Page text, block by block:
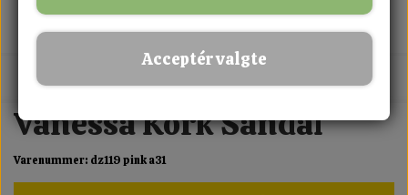
MIX FRIT · KØB 3 BETAL FOR 2
Vanessa Kork Sandal
Varenummer: dz119 pink a31
Acceptér valgte